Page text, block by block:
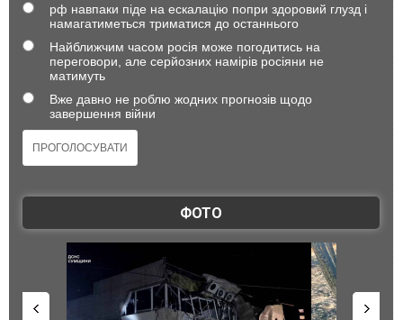
рф навпаки піде на ескалацію попри здоровий глузд і
намагатиметься триматися до останнього
Найближчим часом росія може погодитись на
переговори, але серйозних намірів росіяни не
матимуть
Вже давно не роблю жодних прогнозів щодо
завершення війни
ФОТО